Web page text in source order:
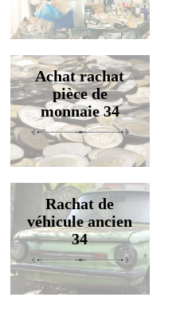
Achat rachat
pièce de
monnaie 34
Rachat de
véhicule ancien
34